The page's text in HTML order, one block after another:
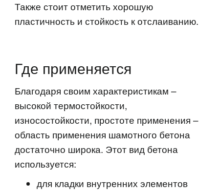
Также стоит отметить хорошую
пластичность и стойкость к отслаиванию.
Где применяется
Благодаря своим характеристикам –
высокой термостойкости,
износостойкости, простоте применения –
область применения шамотного бетона
достаточно широка. Этот вид бетона
используется:
для кладки внутренних элементов